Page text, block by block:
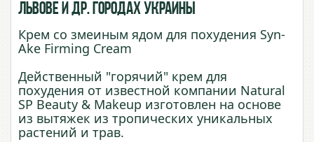
Львове и др. городах Украины
Крем со змеиным ядом для похудения Syn-
Ake Firming Cream
Действенный "горячий" крем для
похудения от известной компании Natural
SP Beauty & Makeup изготовлен на основе
из вытяжек из тропических уникальных
растений и трав.